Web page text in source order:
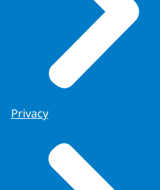
Privacy